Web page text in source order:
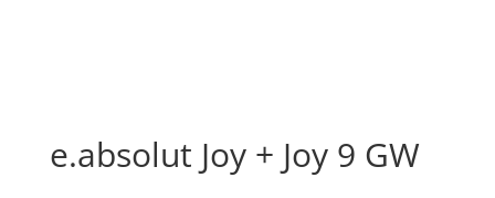
e.absolut Joy + Joy 9 GW